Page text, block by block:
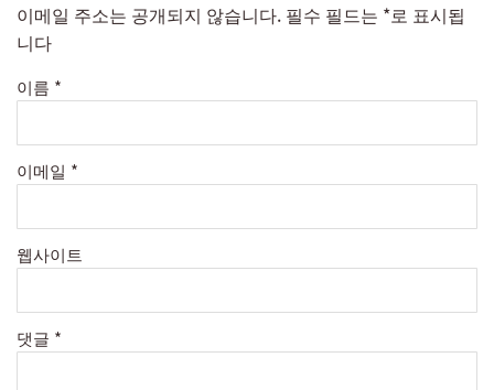
이메일 주소는 공개되지 않습니다. 필수 필드는 *로 표시됩
니다
이름 *
이메일 *
웹사이트
댓글 *